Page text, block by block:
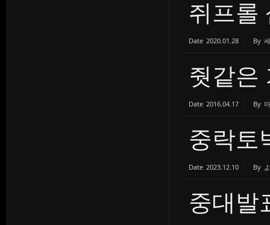
쥐프롤
Date 2020.01.28 By
줫같은
Date 2016.04.17 By
중락토
Date 2023.12.10 By
중대발